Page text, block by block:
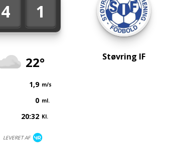
4 1
22°
1,9 m/s
0 ml.
20:32 Kl.
LEVERET AF
Støvring IF